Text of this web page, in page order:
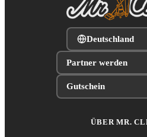
Deutschland
Partner werden
Gutschein
ÜBER MR.